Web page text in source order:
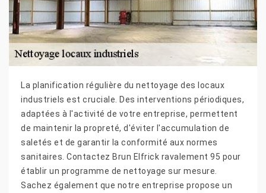
La planification régulière du nettoyage des locaux
industriels est cruciale. Des interventions périodiques,
adaptées à l'activité de votre entreprise, permettent
de maintenir la propreté, d'éviter l'accumulation de
saletés et de garantir la conformité aux normes
sanitaires. Contactez Brun Elfrick ravalement 95 pour
établir un programme de nettoyage sur mesure.
Sachez également que notre entreprise propose un